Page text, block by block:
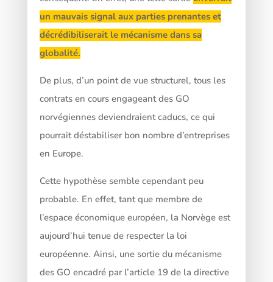
un mauvais signal aux parties prenantes et
décrédibiliserait le mécanisme dans sa
globalité.
De plus, d’un point de vue structurel, tous les
contrats en cours engageant des GO
norvégiennes deviendraient caducs, ce qui
pourrait déstabiliser bon nombre d’entreprises
en Europe.
Cette hypothèse semble cependant peu
probable. En effet, tant que membre de
l’espace économique européen, la Norvège est
aujourd’hui tenue de respecter la loi
européenne. Ainsi, une sortie du mécanisme
des GO encadré par l’article 19 de la directive